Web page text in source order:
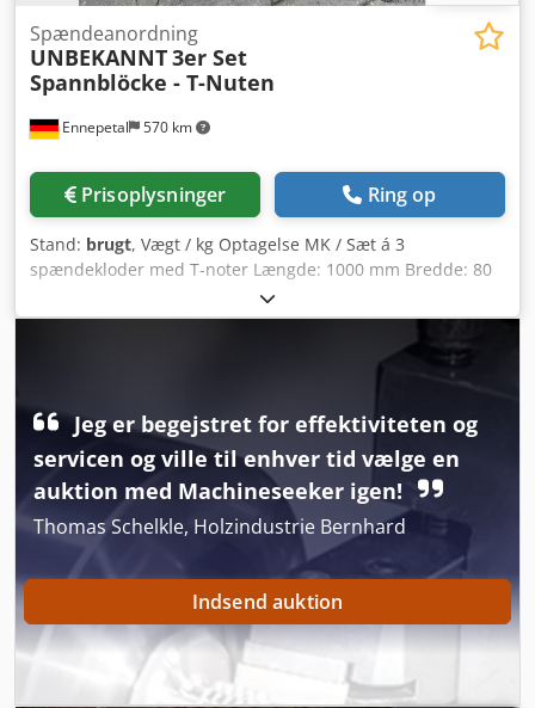
Ennepetal 570 km
Spændeanordning
UNBEKANNT3er Set
Spannblöcke - T-Nuten
Prisoplysninger Ring op
Stand: brugt, Vægt / kg Optagelse MK / Sæt á 3
spændekloder med T-noter Længde: 1000 mm Bredde: 80
mm Højde: 160 mm Dsdpfjvcd N Ajx Ai Asck T-not størrelse:
32 x 18 T-not højde: 32 mm Opspændingsplade –
opspændingsblok – opspændingsbord – opspændingsjern
Jeg er begejstret for effektiviteten og
servicen og ville til enhver tid vælge en
auktion med Machineseeker igen!
Thomas Schelkle, Holzindustrie Bernhard
Indsend auktion